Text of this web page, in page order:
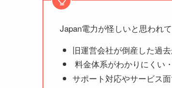
Japan電力が怪しいと思われ
旧運営会社が倒産した過
料金体系がわかりにくい
サポート対応やサービス